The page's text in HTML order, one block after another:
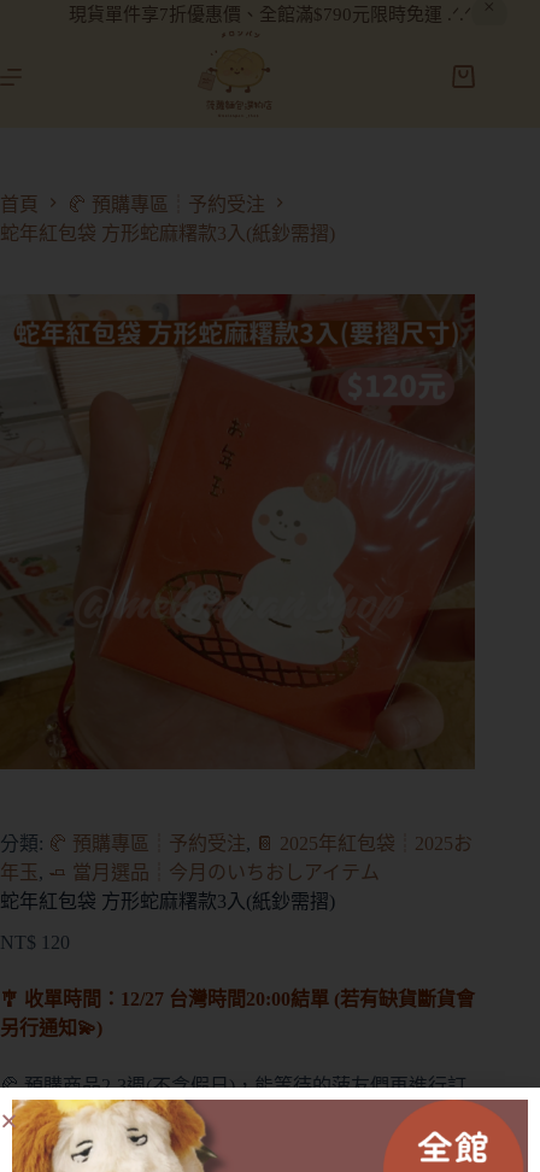
現貨單件享7折優惠價、全館滿$790元限時免運 .ᐟ.ᐟ
首頁
🥐 預購專區┊予約受注
蛇年紅包袋 方形蛇麻糬款3入(紙鈔需摺)
分類: 🥐 預購專區┊予約受注, 📔 2025年紅包袋┊2025お
年玉, 🧈 當月選品┊今月のいちおしアイテム
蛇年紅包袋 方形蛇麻糬款3入(紙鈔需摺)
NT$ 120
🎐 收單時間：12/27 台灣時間20:00結單 (若有缺貨斷貨會
另行通知💫)
🥐 預購商品2-3週(不含假日)，能等待的菠友們再進行訂
購(提前或延後都會另行通知)
🥐 外盒在運送中多少會有碰撞/碎裂等狀況發生，不會影